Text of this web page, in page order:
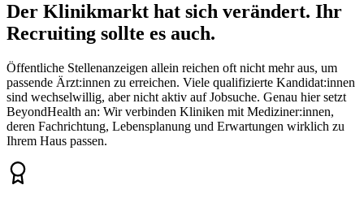
Der Klinikmarkt hat sich verändert. Ihr
Recruiting sollte es auch.
Öffentliche Stellenanzeigen allein reichen oft nicht mehr aus, um
passende Ärzt:innen zu erreichen. Viele qualifizierte Kandidat:innen
sind wechselwillig, aber nicht aktiv auf Jobsuche. Genau hier setzt
BeyondHealth an: Wir verbinden Kliniken mit Mediziner:innen,
deren Fachrichtung, Lebensplanung und Erwartungen wirklich zu
Ihrem Haus passen.